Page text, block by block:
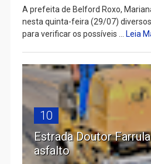
A prefeita de Belford Roxo,
nesta quinta-feira (29/07)
para verificar os possíveis ... Leia
10
Estrada Doutor
asfalto